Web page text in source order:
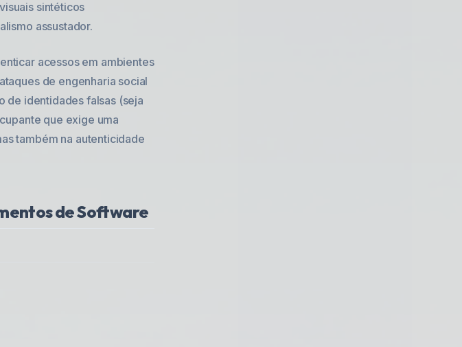
sintéticos
assustador.
acessos em ambientes
de engenharia social
de identidades falsas (seja
que exige uma
também na autenticidade
de Software